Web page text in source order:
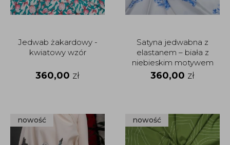
Jedwab żakardowy -
kwiatowy wzór
360,00 zł
Satyna jedwabna z
elastanem – biała z
niebieskim motywem
botanicznym
360,00 zł
nowość nowość